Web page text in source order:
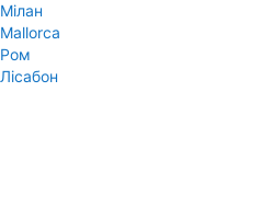
Мілан
Mallorca
Ром
Лісабон